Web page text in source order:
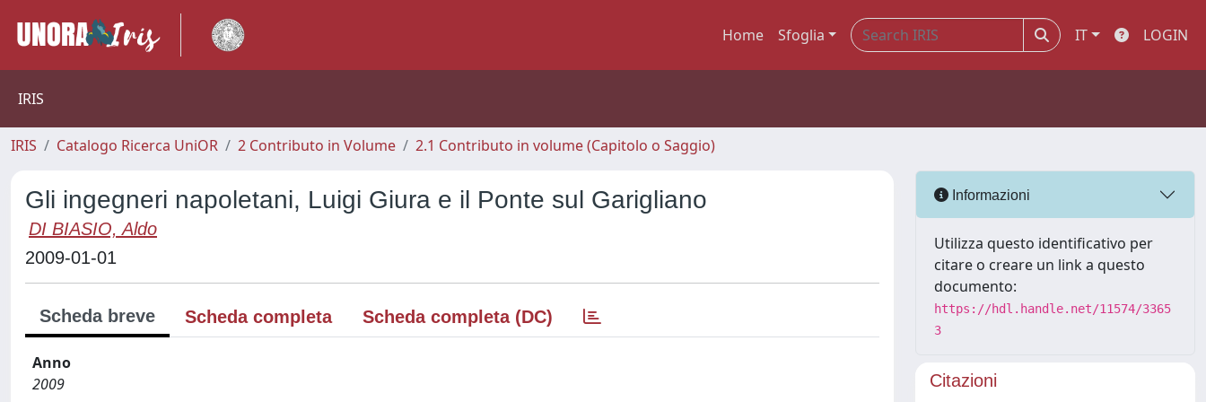
Home Sfoglia IT LOGIN
IRIS
IRIS Catalogo Ricerca UniOR 2 Contributo in Volume 2.1 Contributo in volume (Capitolo o Saggio)
Gli ingegneri napoletani, Luigi Giura e il Ponte sul Garigliano
DI BIASIO, Aldo
2009-01-01
Scheda breve Scheda completa Scheda completa (DC)
Anno
2009
Informazioni
Utilizza questo identificativo per
citare o creare un link a questo
documento:
https://hdl.handle.net/11574/3365
3
Citazioni